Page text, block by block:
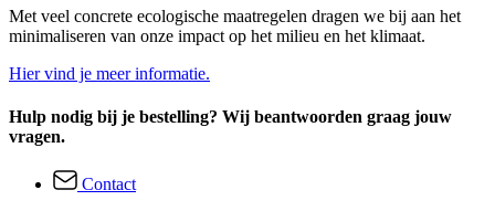
Met veel concrete ecologische maatregelen dragen we bij aan het
minimaliseren van onze impact op het milieu en het klimaat.
Hier vind je meer informatie.
Hulp nodig bij je bestelling? Wij beantwoorden graag jouw
vragen.
Contact